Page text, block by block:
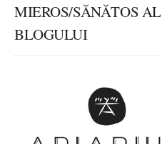
MIEROS/SĂNĂTOS AL
BLOGULUI